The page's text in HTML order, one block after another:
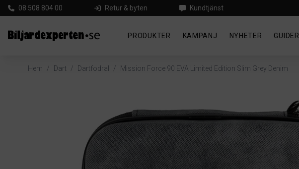
08 508 804 00 Retur & byten Kundtjänst
PRODUKTER KAMPANJ NYHETER GUIDER
Hem / Dart / Dartfodral / Mission Force 90 EVA Limited Edition Slim Grey Denim